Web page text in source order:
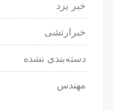
خبر یزد
خبرارتشی
دسته‌بندی نشده
مهندس